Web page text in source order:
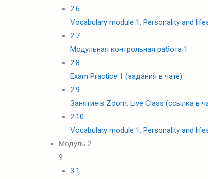
2.6
Vocabulary module 1: Personality and
2.7
Модульная контрольная работа 1
2.8
Exam Practice 1 (задания в чате)
2.9
Занятие в Zoom: Live Class (ссылка в
2.10
Vocabulary module 1: Personality and
Модуль 2
9
3.1